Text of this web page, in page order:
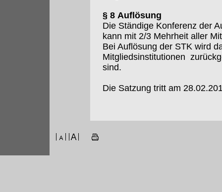
§ 8 Auflösung
Die Ständige Konferenz der
kann mit 2/3 Mehrheit aller
Bei Auflösung der STK wird
Mitgliedsinstitutionen
sind.
Die Satzung tritt am